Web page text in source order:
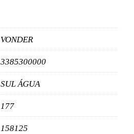
VONDER
3385300000
SUL ÁGUA
177
158125